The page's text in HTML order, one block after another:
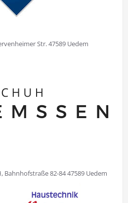
Str. 47589 Uedem
Bahnhofstraße 82-84 47589 Uedem